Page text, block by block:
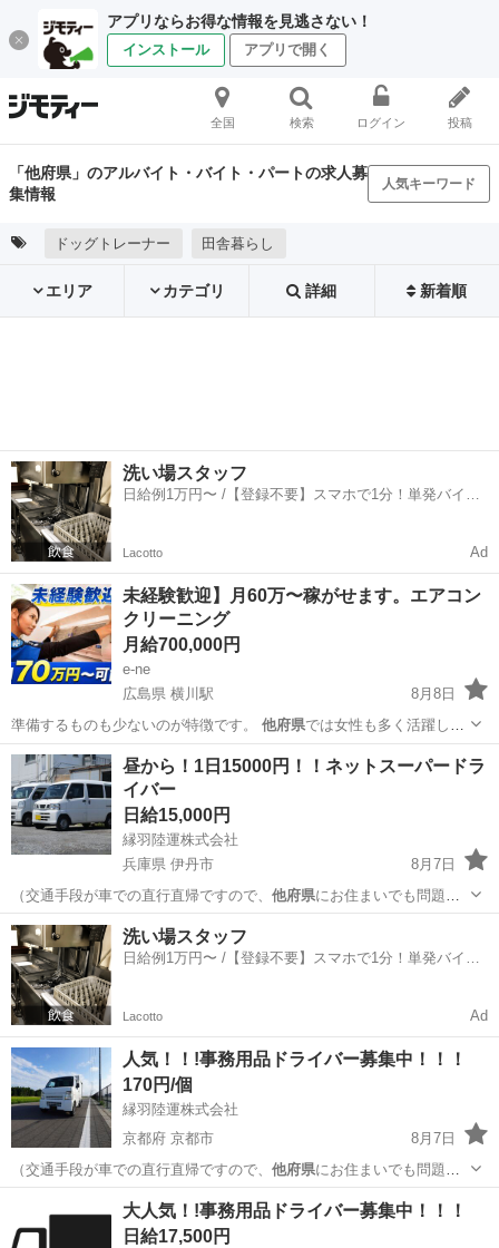
アプリならお得な情報を見逃さない！
インストール アプリで開く
全国 検索 ログイン 投稿
「他府県」のアルバイト・バイト・パートの求人募
集情報
人気キーワード
ドッグトレーナー 田舎暮らし
エリア カテゴリ 詳細 新着順
洗い場スタッフ
日給例1万円〜 /【登録不要】スマホで1分！単発バイト
Lacotto Ad
未経験歓迎】月60万〜稼がせます。エアコン
クリーニング
月給700,000円
e-ne
広島県 横川駅
8月8日
準備するものも少ないのが特徴です。 他府県では女性も多く活躍し月
100万以上稼い…
広島 広島市 横川駅 清掃 60万
昼から！1日15000円！！ネットスーパードラ
イバー
日給15,000円
縁羽陸運株式会社
兵庫県 伊丹市
8月7日
（交通手段が車での直行直帰ですので、 他府県にお住まいでも問題あ
りません） …
兵庫 伊丹市 配送
洗い場スタッフ
日給例1万円〜 /【登録不要】スマホで1分！単発バイト
Lacotto Ad
人気！！!事務用品ドライバー募集中！！！
170円/個
縁羽陸運株式会社
京都府 京都市
8月7日
（交通手段が車での直行直帰ですので、 他府県にお住まいでも問題あ
りません） …
配送 積み込み
大人気！!事務用品ドライバー募集中！！！
日給17,500円